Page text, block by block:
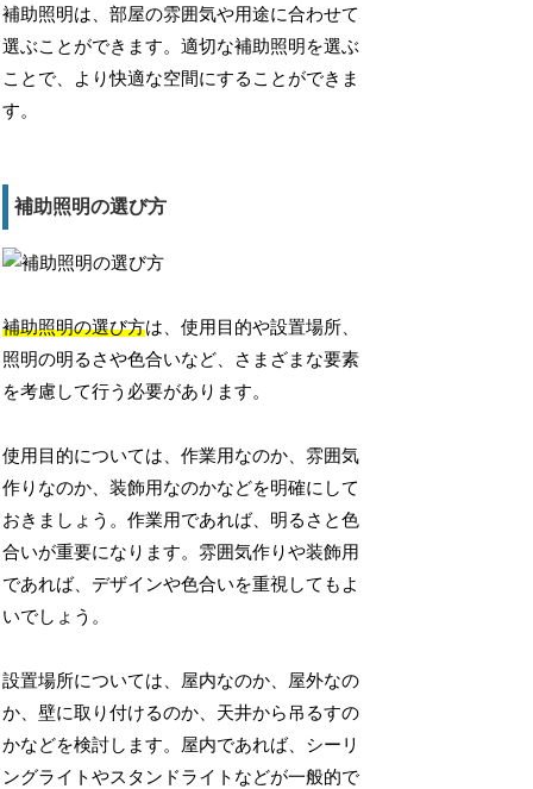
補助照明は、部屋の雰囲気や用途に合わせて
選ぶことができます。適切な補助照明を選ぶ
ことで、より快適な空間にすることができま
す。
補助照明の選び方
補助照明の選び方は、使用目的や設置場所、
照明の明るさや色合いなど、さまざまな要素
を考慮して行う必要があります。
使用目的については、作業用なのか、雰囲気
作りなのか、装飾用なのかなどを明確にして
おきましょう。作業用であれば、明るさと色
合いが重要になります。雰囲気作りや装飾用
であれば、デザインや色合いを重視してもよ
いでしょう。
設置場所については、屋内なのか、屋外なの
か、壁に取り付けるのか、天井から吊るすの
かなどを検討します。屋内であれば、シーリ
ングライトやスタンドライトなどが一般的で